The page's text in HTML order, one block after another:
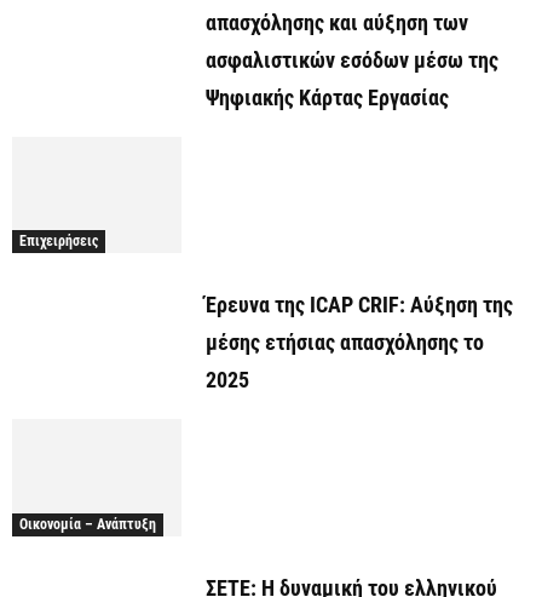
απασχόλησης και αύξηση των
ασφαλιστικών εσόδων μέσω της
Ψηφιακής Κάρτας Εργασίας
Επιχειρήσεις
Έρευνα της ICAP CRIF: Αύξηση της
μέσης ετήσιας απασχόλησης το
2025
Οικονομία – Ανάπτυξη
ΣΕΤΕ: Η δυναμική του ελληνικού